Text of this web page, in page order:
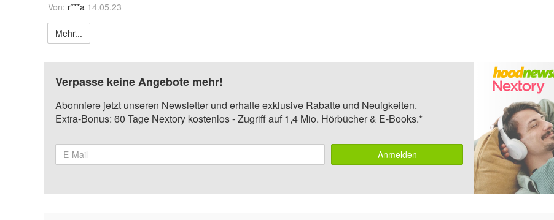
Von: r***a 14.05.23
Mehr...
Verpasse keine Angebote mehr!
Abonniere jetzt unseren Newsletter und erhalte exklusive Rabatte und Neuigkeiten.
Extra-Bonus: 60 Tage Nextory kostenlos - Zugriff auf 1,4 Mio. Hörbücher & E-Books.*
Anmelden